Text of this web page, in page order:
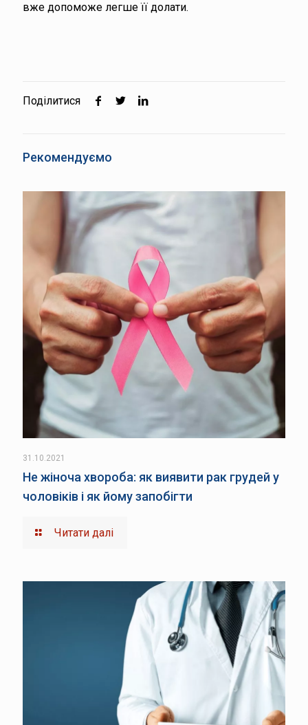
вже допоможе легше її долати.
Поділитися
Рекомендуємо
31.10.2021
Не жіноча хвороба: як виявити рак грудей у
чоловіків і як йому запобігти
Читати далі